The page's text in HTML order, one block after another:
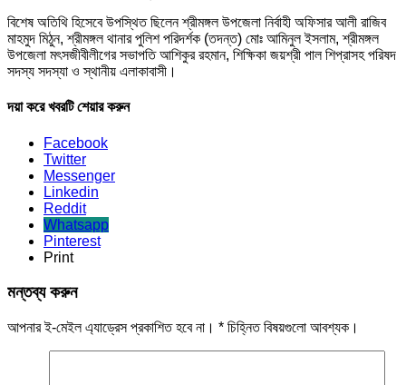
বিশেষ অতিথি হিসেবে উপস্থিত ছিলেন শ্রীমঙ্গল উপজেলা নির্বাহী অফিসার আলী রাজিব
মাহমুদ মিঠুন, শ্রীমঙ্গল থানার পুলিশ পরিদর্শক (তদন্ত) মোঃ আমিনুল ইসলাম, শ্রীমঙ্গল
উপজেলা মৎসজীবীলীগের সভাপতি আশিকুর রহমান, শিক্ষিকা জয়শ্রী পাল শিপ্রাসহ পরিষদ
সদস্য সদস্যা ও স্থানীয় এলাকাবাসী।
দয়া করে খবরটি শেয়ার করুন
Facebook
Twitter
Messenger
Linkedin
Reddit
Whatsapp
Pinterest
Print
মন্তব্য করুন
আপনার ই-মেইল এ্যাড্রেস প্রকাশিত হবে না। * চিহ্নিত বিষয়গুলো আবশ্যক।